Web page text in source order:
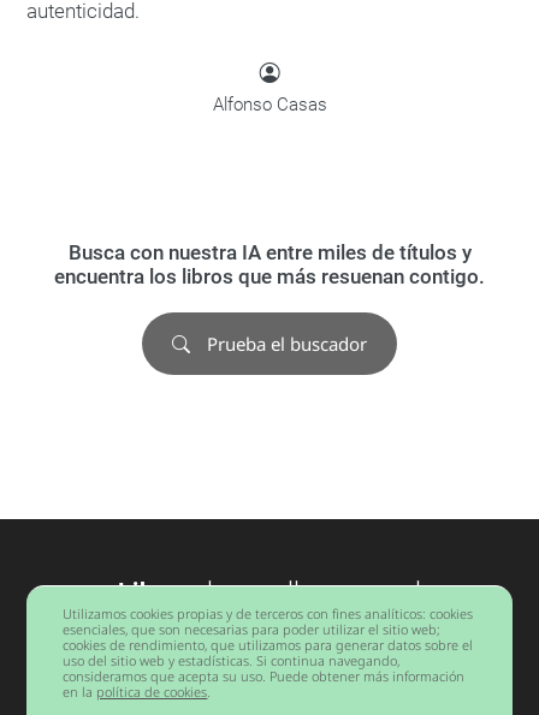
autenticidad.
Alfonso Casas
Busca con nuestra IA entre miles de títulos y
encuentra los libros que más resuenan contigo.
Prueba el buscador
Librosdesarrollo personal
Barcelona
Copyright © 2026 Todos los derechos reservados.
Utilizamos cookies propias y de terceros con fines analíticos: cookies
esenciales, que son necesarias para poder utilizar el sitio web;
cookies de rendimiento, que utilizamos para generar datos sobre el
uso del sitio web y estadísticas. Si continua navegando,
consideramos que acepta su uso. Puede obtener más información
en la política de cookies.